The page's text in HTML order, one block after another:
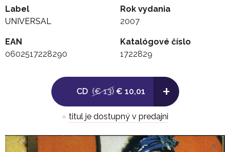
Label
UNIVERSAL
Rok vydania
2007
EAN
0602517228290
Katalógové číslo
1722829
CD (€ 13) € 10,01 +
● titul je dostupný v predajni